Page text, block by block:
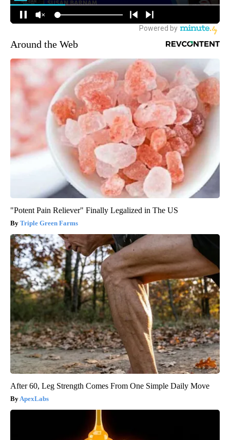
Around the Web
"Potent Pain Reliever" Finally Legalized in The US
Triple Green Farms
After 60, Leg Strength Comes From One Simple Daily Move
ApexLabs